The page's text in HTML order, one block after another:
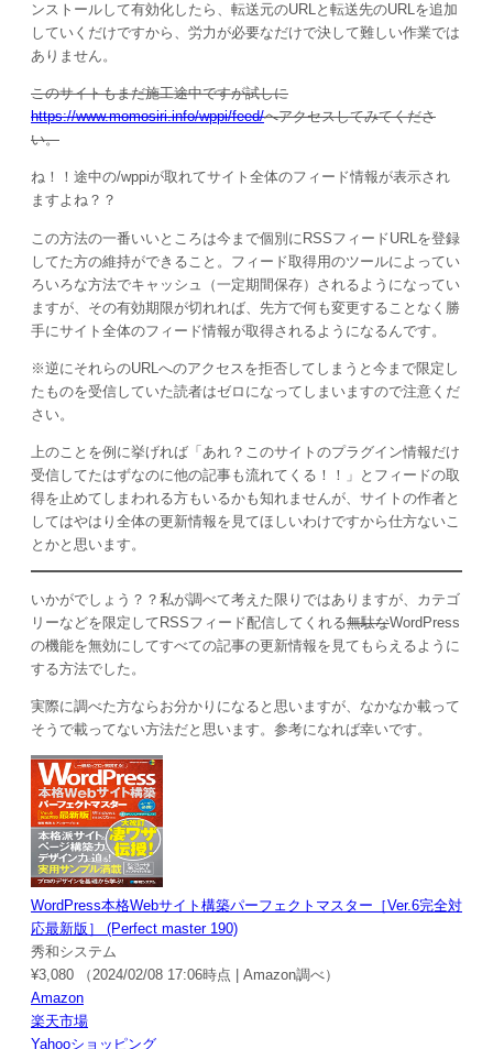
ンストールして有効化したら、転送元のURLと転送先のURLを追加
していくだけですから、労力が必要なだけで決して難しい作業では
ありません。
このサイトもまだ施工途中ですが試しに
https://www.momosiri.info/wppi/feed/へアクセスしてみてくださ
い。
ね！！途中の/wppiが取れてサイト全体のフィード情報が表示され
ますよね？？
この方法の一番いいところは今まで個別にRSSフィードURLを登録
してた方の維持ができること。フィード取得用のツールによってい
ろいろな方法でキャッシュ（一定期間保存）されるようになってい
ますが、その有効期限が切れれば、先方で何も変更することなく勝
手にサイト全体のフィード情報が取得されるようになるんです。
※逆にそれらのURLへのアクセスを拒否してしまうと今まで限定し
たものを受信していた読者はゼロになってしまいますので注意くだ
さい。
上のことを例に挙げれば「あれ？このサイトのプラグイン情報だけ
受信してたはずなのに他の記事も流れてくる！！」とフィードの取
得を止めてしまわれる方もいるかも知れませんが、サイトの作者と
してはやはり全体の更新情報を見てほしいわけですから仕方ないこ
とかと思います。
いかがでしょう？？私が調べて考えた限りではありますが、カテゴ
リーなどを限定してRSSフィード配信してくれる無駄なWordPress
の機能を無効にしてすべての記事の更新情報を見てもらえるように
する方法でした。
実際に調べた方ならお分かりになると思いますが、なかなか載って
そうで載ってない方法だと思います。参考になれば幸いです。
WordPress本格Webサイト構築パーフェクトマスター［Ver.6完全対
応最新版］ (Perfect master 190)
秀和システム
¥3,080
（2024/02/08 17:06時点 | Amazon調べ）
Amazon
楽天市場
Yahooショッピング